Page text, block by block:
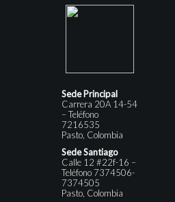
Sede Principal
Carrera 20A 14-54
– Teléfono
7216535
Pasto, Colombia
Sede Santiago
Calle 12 #22f-16 –
Teléfono 7374506-
7374505
Pasto, Colombia